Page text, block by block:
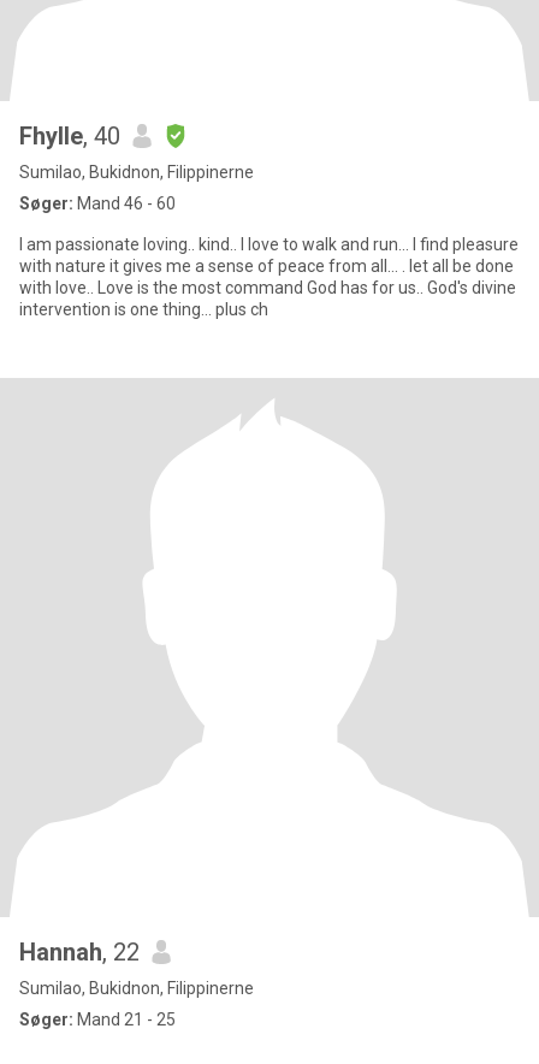
Fhylle, 40
Sumilao, Bukidnon, Filippinerne
Søger: Mand 46 - 60
I am passionate loving.. kind.. I love to walk and run... I find pleasure
with nature it gives me a sense of peace from all... . let all be done
with love.. Love is the most command God has for us.. God's divine
intervention is one thing... plus ch
Hannah, 22
Sumilao, Bukidnon, Filippinerne
Søger: Mand 21 - 25